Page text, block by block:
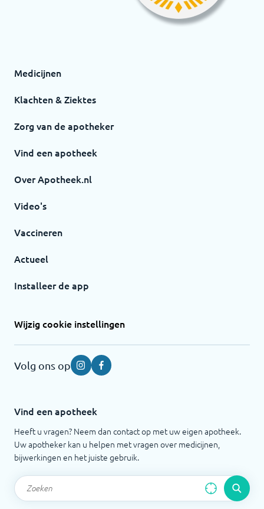
Medicijnen
Klachten & Ziektes
Zorg van de apotheker
Vind een apotheek
Over Apotheek.nl
Video's
Vaccineren
Actueel
Installeer de app
Wijzig cookie instellingen
Volg ons op InstagramFacebook
Vind een apotheek
Heeft u vragen? Neem dan contact op met uw eigen apotheek.
Uw apotheker kan u helpen met vragen over medicijnen,
bijwerkingen en het juiste gebruik.